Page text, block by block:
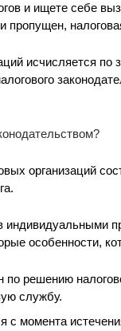
и ищете себе
пропущен,
исчисляется по
организаций
индивидуальными
особенности,
по решению
службу.
с момента